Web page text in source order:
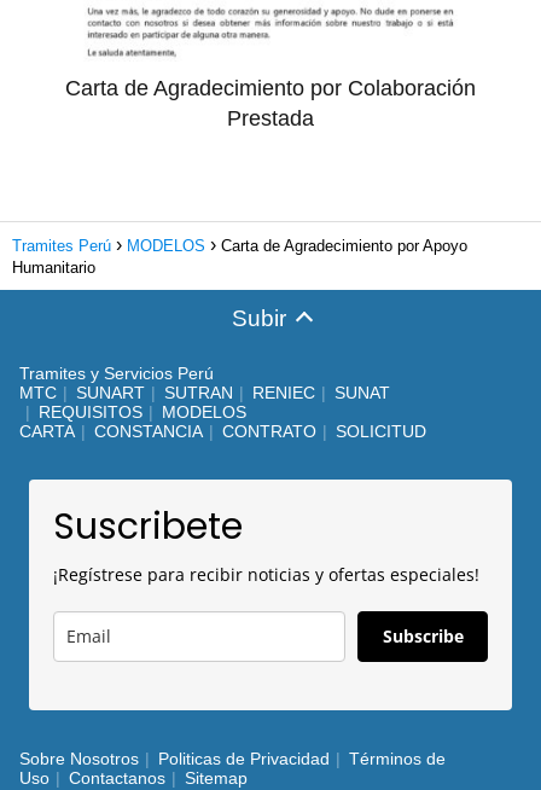
Carta de Agradecimiento por Colaboración
Prestada
Tramites Perú MODELOS
Carta de Agradecimiento por Apoyo
Humanitario
Subir
Tramites y Servicios Perú
MTC
SUNART SUTRAN RENIEC
SUNAT
REQUISITOS
MODELOS
CARTA
CONSTANCIA CONTRATO SOLICITUD
Suscribete
¡Regístrese para recibir noticias y ofertas especiales!
Subscribe
Sobre Nosotros Politicas de Privacidad
Términos de
Uso
Contactanos Sitemap